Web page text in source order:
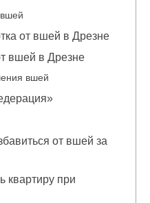
от вшей в Дрезне
вшей в Дрезне
вшей
от вшей за
квартиру при